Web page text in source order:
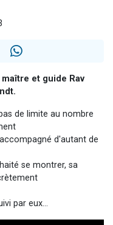
un don pour Sauvez la jambe de Yohan
étudier en groupe sur Zoom
et guide Rav
de limite au nombre
d'autant de
se montrer, sa
par eux...